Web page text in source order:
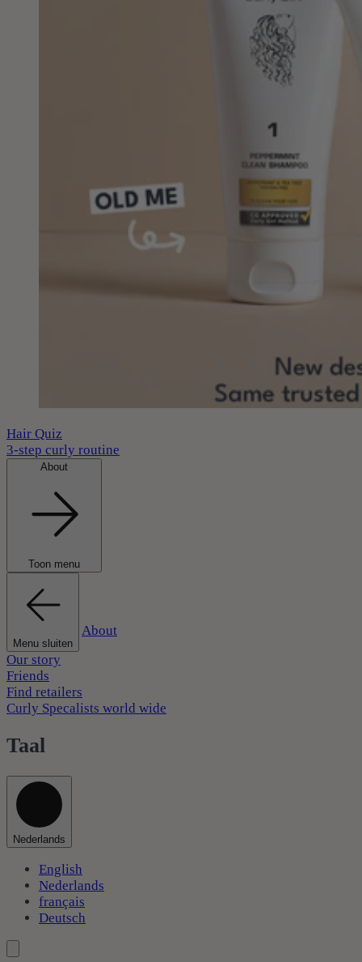
Hair Quiz
3-step curly routine
About
Toon menu
Menu sluiten
About
Our story
Friends
Find retailers
Curly Specalists world wide
Taal
Nederlands
English
Nederlands
français
Deutsch